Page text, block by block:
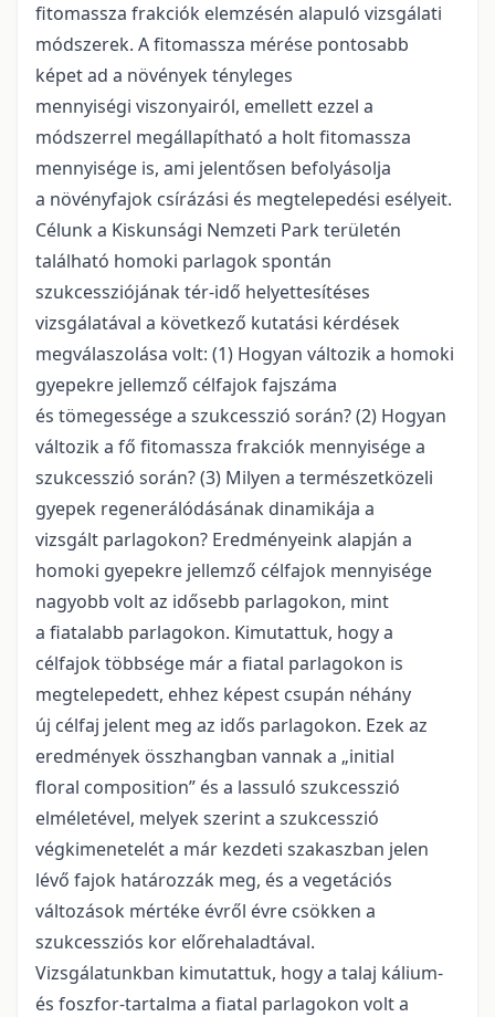
fitomassza frakciók elemzésén alapuló vizsgálati
módszerek. A fitomassza mérése pontosabb
képet ad a növények tényleges
mennyiségi viszonyairól, emellett ezzel a
módszerrel megállapítható a holt fitomassza
mennyisége is, ami jelentősen befolyásolja
a növényfajok csírázási és megtelepedési esélyeit.
Célunk a Kiskunsági Nemzeti Park területén
található homoki parlagok spontán
szukcessziójának tér-idő helyettesítéses
vizsgálatával a következő kutatási kérdések
megválaszolása volt: (1) Hogyan változik a homoki
gyepekre jellemző célfajok fajszáma
és tömegessége a szukcesszió során? (2) Hogyan
változik a fő fitomassza frakciók mennyisége a
szukcesszió során? (3) Milyen a természetközeli
gyepek regenerálódásának dinamikája a
vizsgált parlagokon? Eredményeink alapján a
homoki gyepekre jellemző célfajok mennyisége
nagyobb volt az idősebb parlagokon, mint
a fiatalabb parlagokon. Kimutattuk, hogy a
célfajok többsége már a fiatal parlagokon is
megtelepedett, ehhez képest csupán néhány
új célfaj jelent meg az idős parlagokon. Ezek az
eredmények összhangban vannak a „initial
floral composition” és a lassuló szukcesszió
elméletével, melyek szerint a szukcesszió
végkimenetelét a már kezdeti szakaszban jelen
lévő fajok határozzák meg, és a vegetációs
változások mértéke évről évre csökken a
szukcessziós kor előrehaladtával.
Vizsgálatunkban kimutattuk, hogy a talaj kálium-
és foszfor-tartalma a fiatal parlagokon volt a